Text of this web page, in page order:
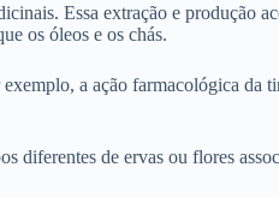
Essa extração e produção
os óleos e os chás.
a ação farmacológica da
diferentes de ervas ou flores